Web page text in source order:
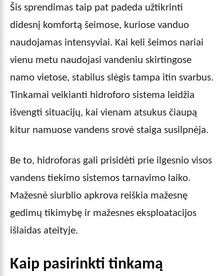
Šis sprendimas taip pat padeda užtikrinti
didesnį komfortą šeimose, kuriose vanduo
naudojamas intensyviai. Kai keli šeimos nariai
vienu metu naudojasi vandeniu skirtingose
namo vietose, stabilus slėgis tampa itin svarbus.
Tinkamai veikianti hidroforo sistema leidžia
išvengti situacijų, kai vienam atsukus čiaupą
kitur namuose vandens srovė staiga susilpnėja.
Be to, hidroforas gali prisidėti prie ilgesnio visos
vandens tiekimo sistemos tarnavimo laiko.
Mažesnė siurblio apkrova reiškia mažesnę
gedimų tikimybę ir mažesnes eksploatacijos
išlaidas ateityje.
Kaip pasirinkti tinkamą